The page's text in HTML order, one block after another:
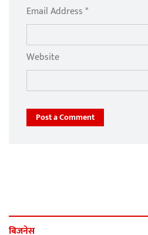
Email Address *
Website
Post a Comment
बिजनेस